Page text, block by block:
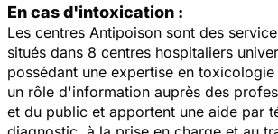
En cas d'intoxication :
Les centres Antipoison sont des
situés dans 8 centres hospitaliers
possédant une expertise en
un rôle d'information auprès des
et du public et apportent une aide par